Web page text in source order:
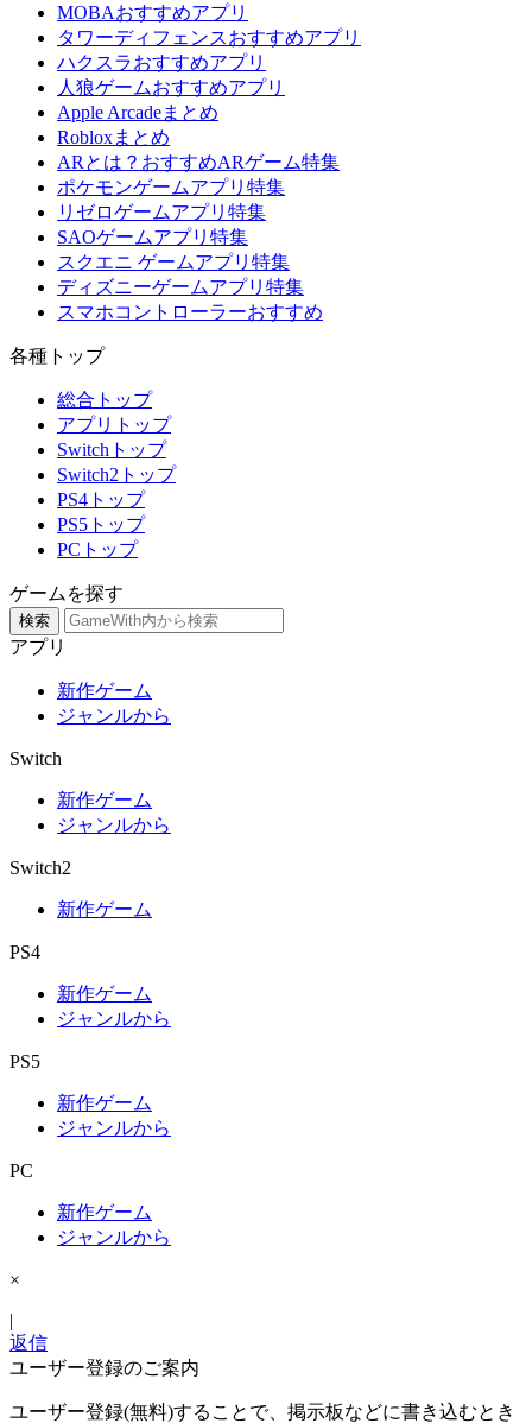
MOBAおすすめアプリ
タワーディフェンスおすすめアプリ
ハクスラおすすめアプリ
人狼ゲームおすすめアプリ
Apple Arcadeまとめ
Robloxまとめ
ARとは？おすすめARゲーム特集
ポケモンゲームアプリ特集
リゼロゲームアプリ特集
SAOゲームアプリ特集
スクエニ ゲームアプリ特集
ディズニーゲームアプリ特集
スマホコントローラーおすすめ
各種トップ
総合トップ
アプリトップ
Switchトップ
Switch2トップ
PS4トップ
PS5トップ
PCトップ
ゲームを探す
検索
アプリ
新作ゲーム
ジャンルから
Switch
新作ゲーム
ジャンルから
Switch2
新作ゲーム
PS4
新作ゲーム
ジャンルから
PS5
新作ゲーム
ジャンルから
PC
新作ゲーム
ジャンルから
×
|
返信
ユーザー登録のご案内
ユーザー登録(無料)することで、掲示板などに書き込むとき